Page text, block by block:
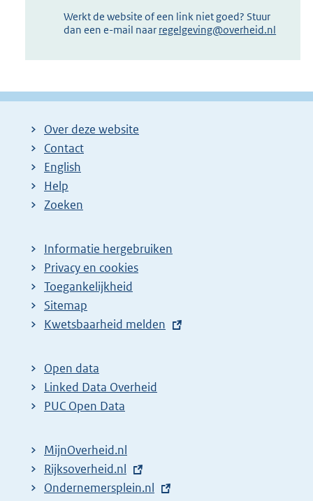
Werkt de website of een link niet goed? Stuur
dan een e-mail naar regelgeving@overheid.nl
Over deze website
Contact
English
Help
Zoeken
Informatie hergebruiken
Privacy en cookies
Toegankelijkheid
Sitemap
E
t
e
r
l
i
n
Kwetsbaarheid melden
Open data
Linked Data Overheid
PUC Open Data
MijnOverheid.nl
E
x
Rijksoverheid.nl
E
Ondernemersplein.nl